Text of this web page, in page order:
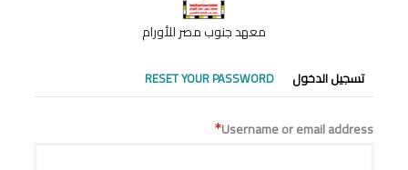
معهد جنوب مصر للأورام
التبويبات
الأساسية
تسجيل الدخول RESET YOUR PASSWORD
Username or email address